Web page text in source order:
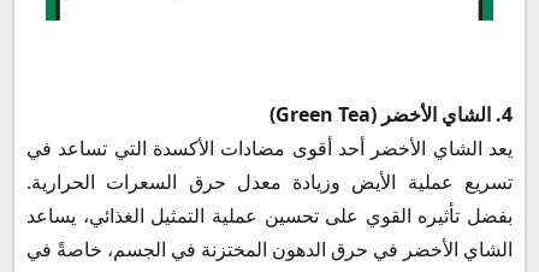
4. الشاي الأخضر (Green Tea)
يعد الشاي الأخضر أحد أقوى مضادات الأكسدة التي تساعد في
تسريع عملية الأيض وزيادة معدل حرق السعرات الحرارية.
بفضل تأثيره القوي على تحسين عملية التمثيل الغذائي، يساعد
الشاي الأخضر في حرق الدهون المختزنة في الجسم، خاصةً في